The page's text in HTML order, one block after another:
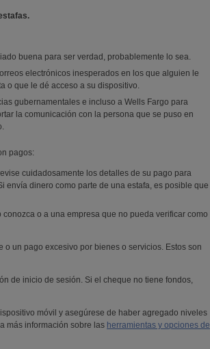
buena para ser verdad, probablemente lo sea.
electrónicos inesperados en los que alguien le
o que le dé acceso a su dispositivo.
gubernamentales e incluso a Wells Fargo para
la comunicación con la persona que se puso en
pagos:
cuidadosamente los detalles de su pago para
dinero como parte de una estafa, es posible que
o a una empresa que no pueda verificar como
un pago excesivo por bienes o servicios. Estos son
de inicio de sesión. Si el cheque no tiene fondos,
móvil y asegúrese de haber agregado niveles
más información sobre las herramientas y opciones de